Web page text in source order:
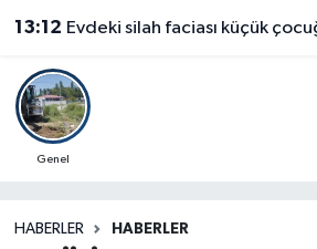
13:12 Evdeki silah faciası küçük
Genel
HABERLER HABERLER
İğdir Namaz Vakitleri
Iğdır Trafik Yoğunluk Haritası
Süper Lig Puan Durumu ve